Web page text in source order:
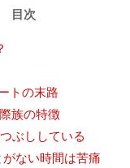
目次
トの末路
族の特徴
ぶししている
ない時間は苦痛